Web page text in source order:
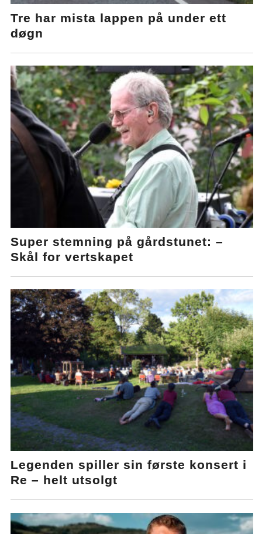
Tre har mista lappen på under ett
døgn
Super stemning på gårdstunet: –
Skål for vertskapet
Legenden spiller sin første konsert i
Re – helt utsolgt